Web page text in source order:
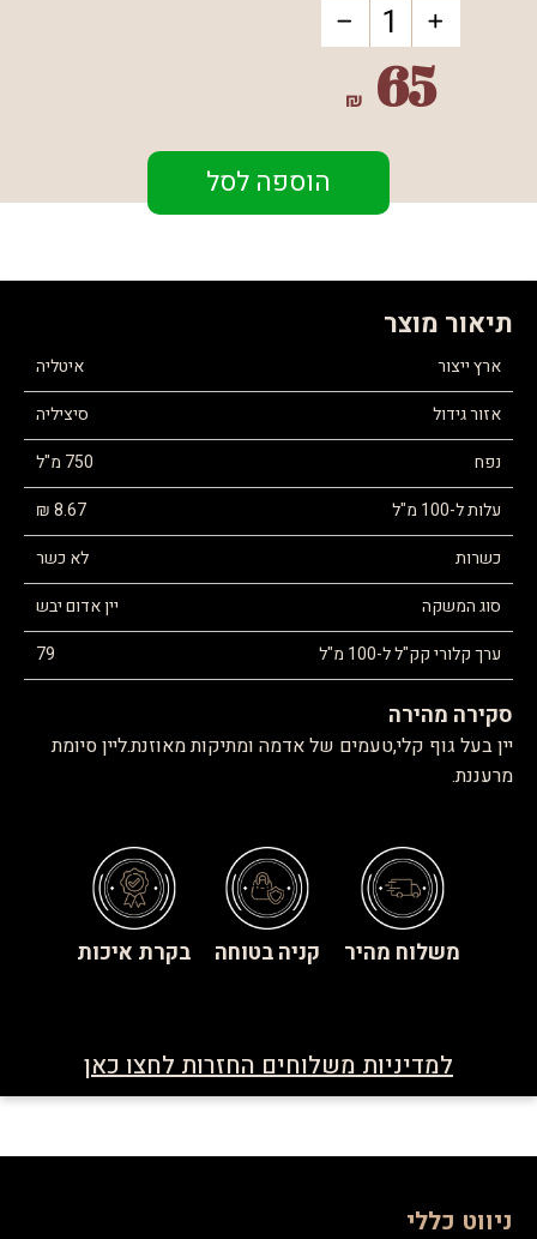
65
₪
הוספה לסל
תיאור מוצר
ארץ ייצור
איטליה
אזור גידול
סיציליה
נפח
750 מ"ל
עלות ל-100 מ"ל
8.67 ₪
כשרות
לא כשר
סוג המשקה
יין אדום יבש
ערך קלורי קק"ל ל-100 מ"ל
79
סקירה מהירה
יין בעל גוף קלי,טעמים של אדמה ומתיקות מאוזנת.ליין סיומת
מרעננת.
משלוח מהיר קניה בטוחה בקרת איכות
למדיניות משלוחים החזרות לחצו כאן
ניווט כללי